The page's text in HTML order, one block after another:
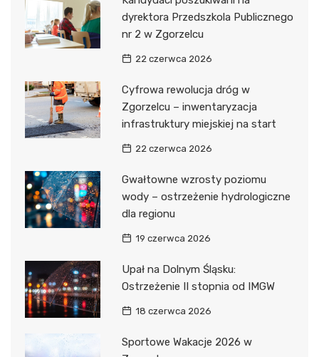
dyrektora Przedszkola Publicznego
nr 2 w Zgorzelcu
22 czerwca 2026
Cyfrowa rewolucja dróg w
Zgorzelcu – inwentaryzacja
infrastruktury miejskiej na start
22 czerwca 2026
Gwałtowne wzrosty poziomu
wody – ostrzeżenie hydrologiczne
dla regionu
19 czerwca 2026
Upał na Dolnym Śląsku:
Ostrzeżenie II stopnia od IMGW
18 czerwca 2026
Sportowe Wakacje 2026 w